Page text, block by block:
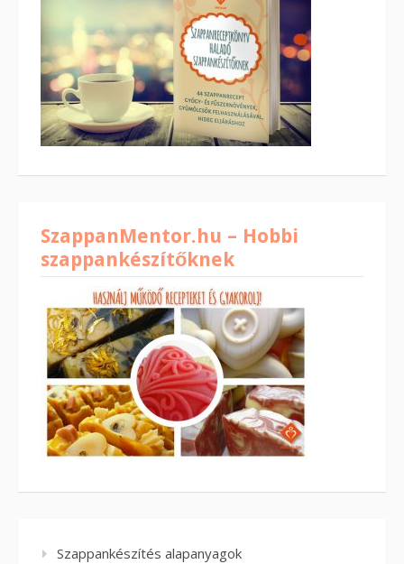
SzappanMentor.hu – Hobbi
szappankészítőknek
Szappankészítés alapanyagok